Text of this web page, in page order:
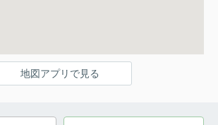
地図アプリで見る